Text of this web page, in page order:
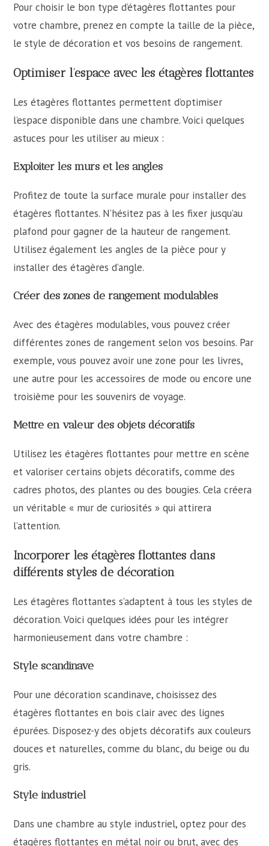
Pour choisir le bon type d’étagères flottantes pour
votre chambre, prenez en compte la taille de la pièce,
le style de décoration et vos besoins de rangement.
Optimiser l’espace avec les étagères flottantes
Les étagères flottantes permettent d’optimiser
l’espace disponible dans une chambre. Voici quelques
astuces pour les utiliser au mieux :
Exploiter les murs et les angles
Profitez de toute la surface murale pour installer des
étagères flottantes. N’hésitez pas à les fixer jusqu’au
plafond pour gagner de la hauteur de rangement.
Utilisez également les angles de la pièce pour y
installer des étagères d’angle.
Créer des zones de rangement modulables
Avec des étagères modulables, vous pouvez créer
différentes zones de rangement selon vos besoins. Par
exemple, vous pouvez avoir une zone pour les livres,
une autre pour les accessoires de mode ou encore une
troisième pour les souvenirs de voyage.
Mettre en valeur des objets décoratifs
Utilisez les étagères flottantes pour mettre en scène
et valoriser certains objets décoratifs, comme des
cadres photos, des plantes ou des bougies. Cela créera
un véritable « mur de curiosités » qui attirera
l’attention.
Incorporer les étagères flottantes dans
différents styles de décoration
Les étagères flottantes s’adaptent à tous les styles de
décoration. Voici quelques idées pour les intégrer
harmonieusement dans votre chambre :
Style scandinave
Pour une décoration scandinave, choisissez des
étagères flottantes en bois clair avec des lignes
épurées. Disposez-y des objets décoratifs aux couleurs
douces et naturelles, comme du blanc, du beige ou du
gris.
Style industriel
Dans une chambre au style industriel, optez pour des
étagères flottantes en métal noir ou brut, avec des